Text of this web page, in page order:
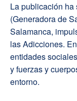
La publicación
(Generadora de
Salamanca,
las Adicciones.
entidades
y fuerzas y
entorno.